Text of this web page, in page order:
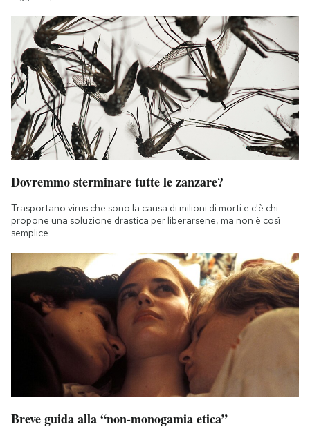
Dovremmo sterminare tutte le zanzare?
Trasportano virus che sono la causa di milioni di morti e c'è chi
propone una soluzione drastica per liberarsene, ma non è così
semplice
Breve guida alla “non-monogamia etica”